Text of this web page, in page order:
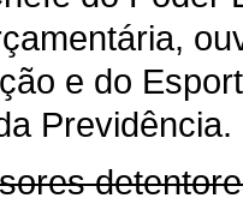
e do
Previdência.